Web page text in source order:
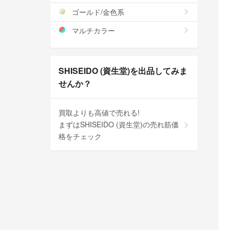
ゴールド/金色系
マルチカラー
SHISEIDO (資生堂)を出品してみま
せんか？
買取よりも高値で売れる!
まずはSHISEIDO (資生堂)の売れ筋価
格をチェック